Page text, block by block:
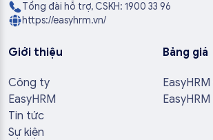
Tổng đài hỗ trợ, CSKH: 1900 33 96
https://easyhrm.vn/
Giới thiệu
Công ty
EasyHRM
Tin tức
Sự kiện
Bảng giá